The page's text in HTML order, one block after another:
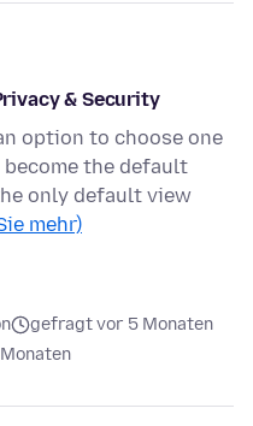
& Security
option to choose one
the default
only default view
mehr)
gefragt vor 5 Monaten